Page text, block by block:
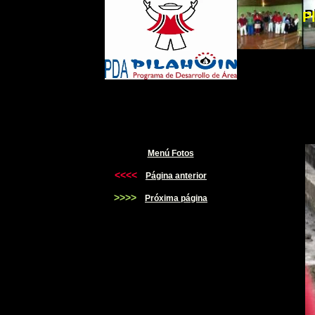
Menú Fotos
<<<< Página anterior
>>>> Próxima página